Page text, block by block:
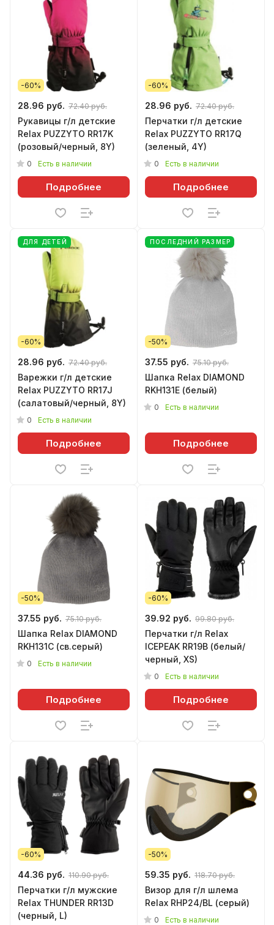
-60%
28.96 руб. 72.40 руб.
Рукавицы г/л детские
Relax PUZZYTO RR17K
(розовый/черный, 8Y)
0 Есть в наличии
Подробнее
-60%
28.96 руб. 72.40 руб.
Перчатки г/л детские
Relax PUZZYTO RR17Q
(зеленый, 4Y)
0 Есть в наличии
Подробнее
ДЛЯ ДЕТЕЙ
-60%
28.96 руб. 72.40 руб.
Варежки г/л детские
Relax PUZZYTO RR17J
(салатовый/черный, 8Y)
0 Есть в наличии
Подробнее
ПОСЛЕДНИЙ РАЗМЕР
-50%
37.55 руб. 75.10 руб.
Шапка Relax DIAMOND
RKH131E (белый)
0 Есть в наличии
Подробнее
-50%
37.55 руб. 75.10 руб.
Шапка Relax DIAMOND
RKH131C (св.серый)
0 Есть в наличии
Подробнее
-60%
39.92 руб. 99.80 руб.
Перчатки г/л Relax
ICEPEAK RR19B (белый/
черный, XS)
0 Есть в наличии
Подробнее
-60%
44.36 руб. 110.90 руб.
Перчатки г/л мужские
Relax THUNDER RR13D
(черный, L)
-50%
59.35 руб. 118.70 руб.
Визор для г/л шлема
Relax RHP24/BL (серый)
0 Есть в наличии